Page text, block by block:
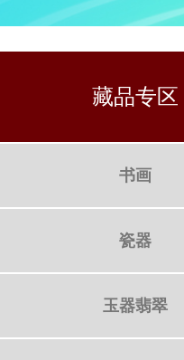
藏品专区
书画
瓷器
玉器翡翠